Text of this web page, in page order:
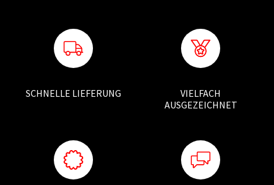
SCHNELLE LIEFERUNG
VIELFACH
AUSGEZEICHNET